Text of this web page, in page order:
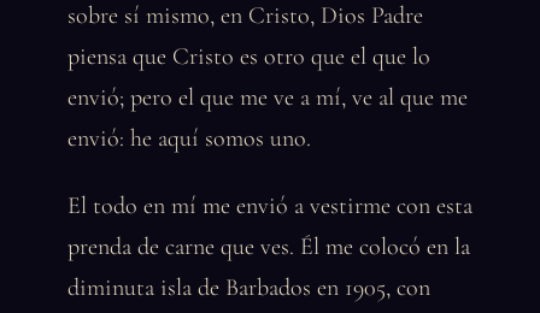
sobre sí mismo, en Cristo, Dios Padre
piensa que Cristo es otro que el que lo
envió; pero el que me ve a mí, ve al que me
envió: he aquí somos uno.
El todo en mí me envió a vestirme con esta
prenda de carne que ves. Él me colocó en la
diminuta isla de Barbados en 1905, con